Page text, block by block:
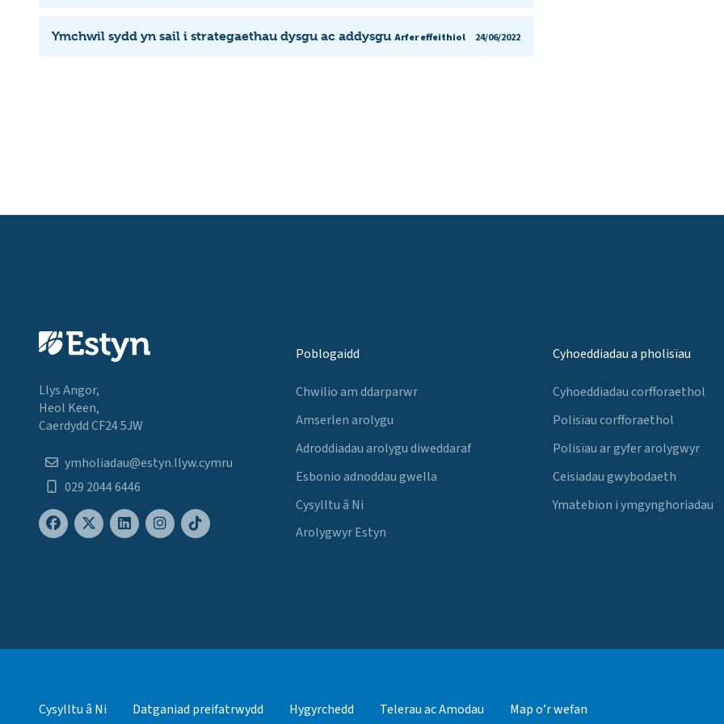
Ymchwil sydd yn sail i strategaethau dysgu ac addysgu Arfer effeithiol 24/06/2022
Llys Angor,
Heol Keen,
Caerdydd CF24 5JW
ymholiadau@estyn.llyw.cymru
029 2044 6446
Poblogaidd
Chwilio am ddarparwr
Amserlen arolygu
Adroddiadau arolygu diweddaraf
Esbonio adnoddau gwella
Cysylltu â Ni
Arolygwyr Estyn
Cyhoeddiadau a pholisïau
Cyhoeddiadau corfforaethol
Polisïau corfforaethol
Polisïau ar gyfer arolygwyr
Ceisiadau gwybodaeth
Ymatebion i ymgynghoriadau
Cysylltu â Ni Datganiad preifatrwydd Hygyrchedd Telerau ac Amodau Map o’r wefan